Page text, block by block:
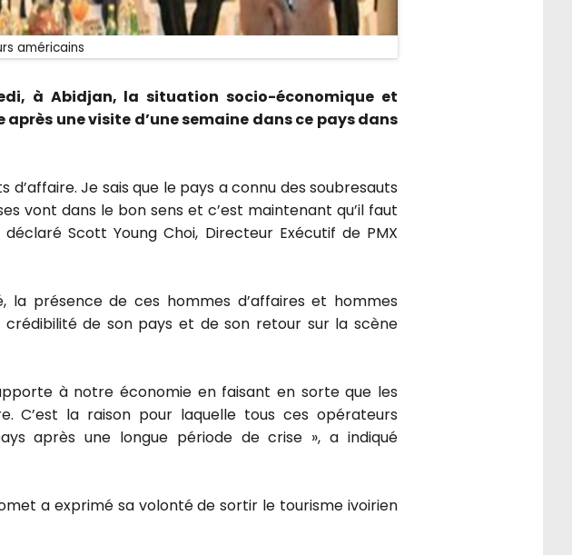
américains
à Abidjan, la situation socio-économique et
une visite d’une semaine dans ce pays dans
Je sais que le pays a connu des soubresauts
vont dans le bon sens et c’est maintenant qu’il faut
Scott Young Choi, Directeur Exécutif de PMX
la présence de ces hommes d’affaires et hommes
de son pays et de son retour sur la scène
à notre économie en faisant en sorte que les
C’est la raison pour laquelle tous ces opérateurs
après une longue période de crise », a indiqué
a exprimé sa volonté de sortir le tourisme ivoirien